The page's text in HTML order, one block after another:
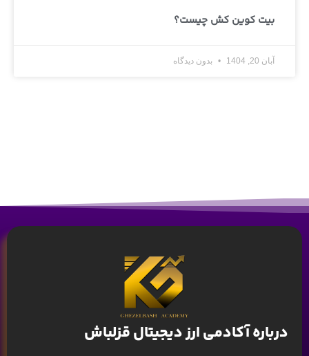
بیت کوین کش چیست؟
آبان 20, 1404 بدون دیدگاه
درباره آکادمی ارز دیجیتال قزلباش